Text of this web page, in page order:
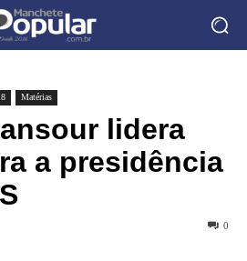
Matérias
lidera
a presidência
0